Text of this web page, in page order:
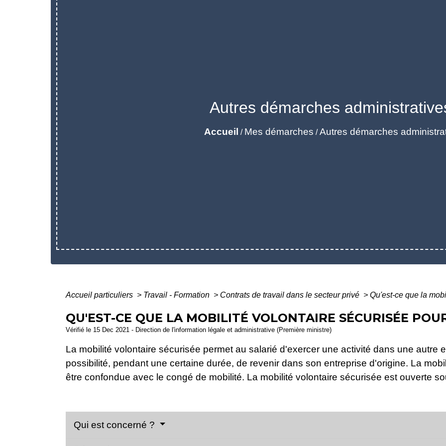
Autres démarches
Accueil / Mes démarches /Autres démarches
Accueil particuliers > Travail - Formation > Contrats de travail dans le secteur privé > Qu'est-ce que la
QU'EST-CE QUE LA MOBILITÉ VOLONTAIRE SÉCURISÉE
Vérifié le 15 Dec 2021 - Direction de l'information légale et administrative (Première ministre)
La mobilité volontaire sécurisée permet au salarié d'exercer une activité dans une autre
possibilité, pendant une certaine durée, de revenir dans son entreprise d'origine. La
être confondue avec le congé de mobilité. La mobilité volontaire sécurisée est ouverte
Qui est concerné ?